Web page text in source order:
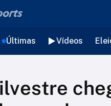
Últimas Vídeos